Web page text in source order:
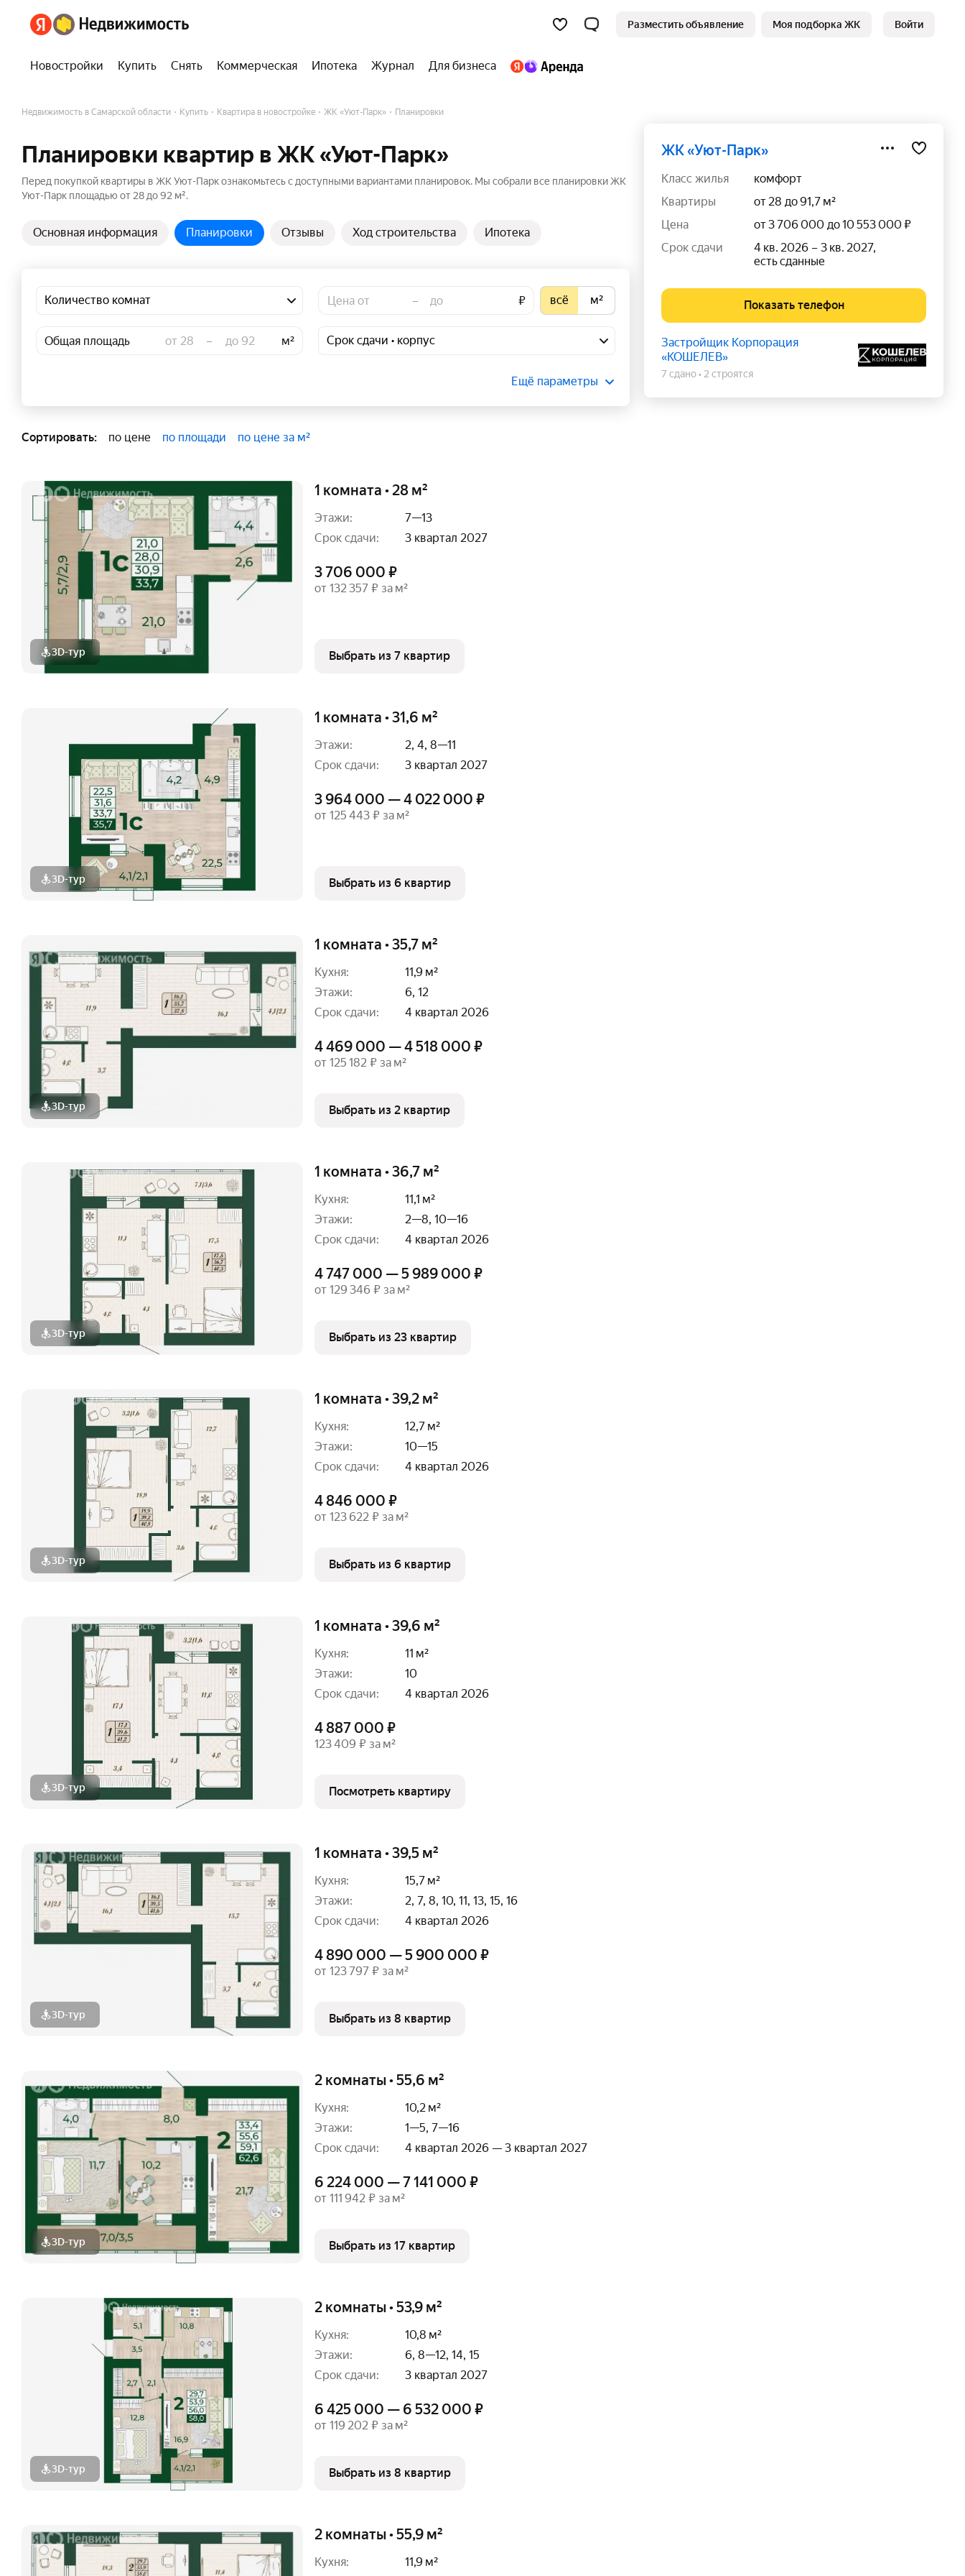
Разместить объявление Моя подборка ЖК Войти
Новостройки Купить Снять Коммерческая Ипотека Журнал Для бизнеса
Недвижимость в Самарской области Купить Квартира в новостройке ЖК «Уют-Парк» Планировки
Планировки квартир в ЖК «Уют-Парк»
Перед покупкой квартиры в ЖК Уют-Парк ознакомьтесь с доступными вариантами планировок. Мы собрали все планировки ЖК
Уют-Парк площадью от 28 до 92 м².
Основная информация Планировки Отзывы Ход строительства Ипотека
Количество комнат – ₽ всё м²
Общая площадь – м² Срок сдачи • корпус
Ещё параметры
Сортировать: по цене по площади по цене за м²
3D-тур
1 комната • 28 м²
Этажи:
7—13
Срок сдачи:
3 квартал 2027
3 706 000 ₽
от 132 357 ₽ за м²
Выбрать из 7 квартир
3D-тур
1 комната • 31,6 м²
Этажи:
2, 4, 8—11
Срок сдачи:
3 квартал 2027
3 964 000 — 4 022 000 ₽
от 125 443 ₽ за м²
Выбрать из 6 квартир
3D-тур
1 комната • 35,7 м²
Кухня:
11,9 м²
Этажи:
6, 12
Срок сдачи:
4 квартал 2026
4 469 000 — 4 518 000 ₽
от 125 182 ₽ за м²
Выбрать из 2 квартир
3D-тур
1 комната • 36,7 м²
Кухня:
11,1 м²
Этажи:
2—8, 10—16
Срок сдачи:
4 квартал 2026
4 747 000 — 5 989 000 ₽
от 129 346 ₽ за м²
Выбрать из 23 квартир
3D-тур
1 комната • 39,2 м²
Кухня:
12,7 м²
Этажи:
10—15
Срок сдачи:
4 квартал 2026
4 846 000 ₽
от 123 622 ₽ за м²
Выбрать из 6 квартир
3D-тур
1 комната • 39,6 м²
Кухня:
11 м²
Этажи:
10
Срок сдачи:
4 квартал 2026
4 887 000 ₽
123 409 ₽ за м²
Посмотреть квартиру
3D-тур
1 комната • 39,5 м²
Кухня:
15,7 м²
Этажи:
2, 7, 8, 10, 11, 13, 15, 16
Срок сдачи:
4 квартал 2026
4 890 000 — 5 900 000 ₽
от 123 797 ₽ за м²
Выбрать из 8 квартир
3D-тур
2 комнаты • 55,6 м²
Кухня:
10,2 м²
Этажи:
1—5, 7—16
Срок сдачи:
4 квартал 2026 — 3 квартал 2027
6 224 000 — 7 141 000 ₽
от 111 942 ₽ за м²
Выбрать из 17 квартир
3D-тур
2 комнаты • 53,9 м²
Кухня:
10,8 м²
Этажи:
6, 8—12, 14, 15
Срок сдачи:
3 квартал 2027
6 425 000 — 6 532 000 ₽
от 119 202 ₽ за м²
Выбрать из 8 квартир
2 комнаты • 55,9 м²
Кухня:
11,9 м²
ЖК «Уют-Парк»
класс жилья
комфорт
квартиры
от 28 до 91,7 м²
цена
от 3 706 000 до 10 553 000 ₽
срок сдачи
4 кв. 2026 – 3 кв. 2027,
есть сданные
Показать телефон
Застройщик Корпорация
«КОШЕЛЕВ»
7 сдано 2 строятся